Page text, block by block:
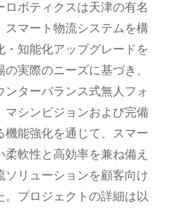
ロボティクスは天津の有名
スマート物流システムを構
・知能化アップグレードを
実際のニーズに基づき、
ターバランス式無人フォ
マシンビジョンおよび完備
機能強化を通じて、スマー
柔軟性と高効率を兼ね備え
ソリューションを顧客向け
。プロジェクトの詳細は以